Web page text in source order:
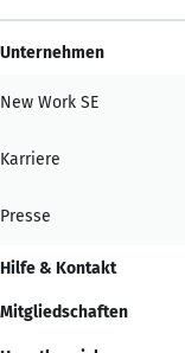
Unternehmen
New Work SE
Karriere
Presse
Hilfe & Kontakt
Mitgliedschaften